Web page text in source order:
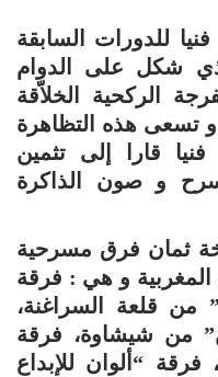
للدورات السابقة
شكل على الدوام
الركحية الخلاّقة
و تسعى هذه التظاهرة
قارا إلى تثمين
و صون الذاكرة
ثمان فرق مسرحية
و هي : فرقة
من قلعة السراغنة،
من شيشاوة، فرقة
“ألوان للإبداع